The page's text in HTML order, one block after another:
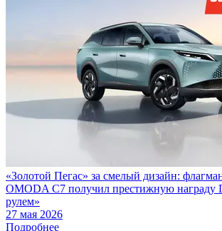
«Золотой Пегас» за смелый дизайн:
OMODA C7 получил престижную награду
рулем»
27 мая 2026
Подробнее